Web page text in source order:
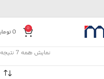
0
0
نمایش همه 7 نتیجه